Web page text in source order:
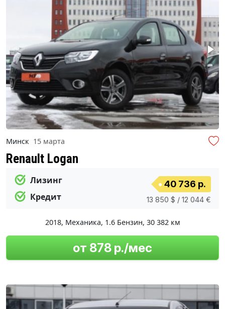
Минск 15 марта
Renault Logan
Лизинг
Кредит
40 736 р.
13 850 $ / 12 044 €
2018, Механика, 1.6 Бензин, 30 382 км
от 878 р./мес